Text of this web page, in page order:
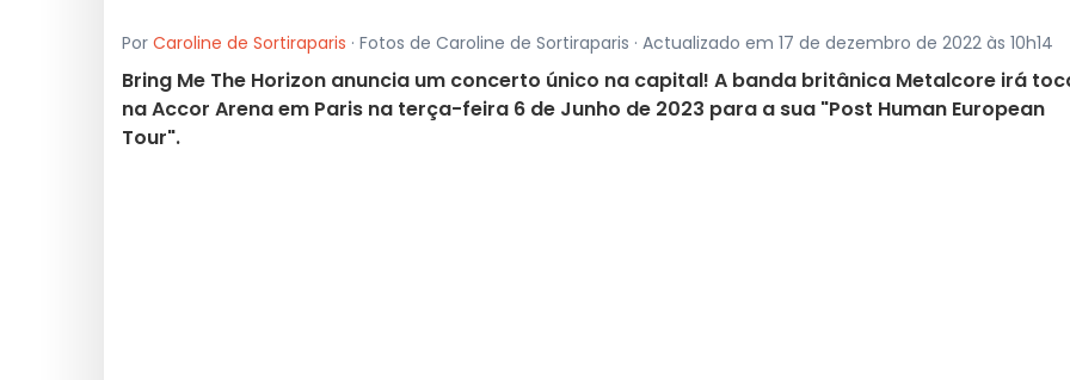
Por Caroline de Sortiraparis · Fotos de Caroline de Sortiraparis · Actualizado em 17 de dezembro de 2022 às 10h14
Bring Me The Horizon anuncia um concerto único na capital! A banda britânica Metalcore irá
na Accor Arena em Paris na terça-feira 6 de Junho de 2023 para a sua "Post Human European
Tour".